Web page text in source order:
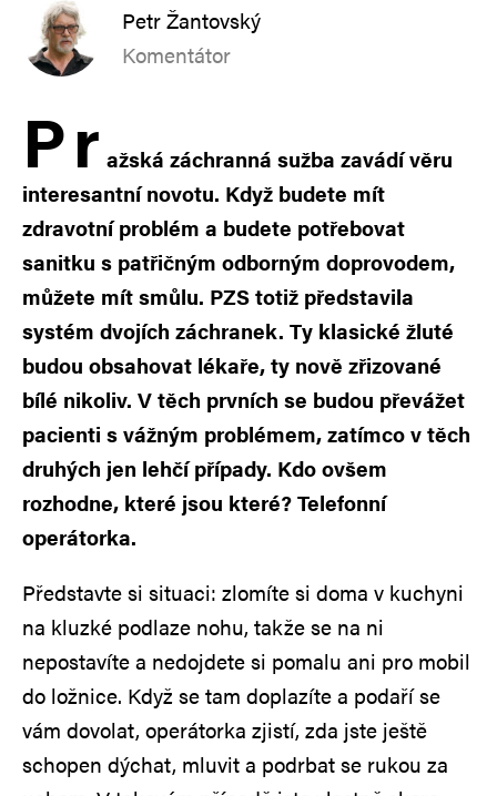
Petr Žantovský
Komentátor
Pr ažská záchranná sužba zavádí věru
interesantní novotu. Když budete mít
zdravotní problém a budete potřebovat
sanitku s patřičným odborným doprovodem,
můžete mít smůlu. PZS totiž představila
systém dvojích záchranek. Ty klasické žluté
budou obsahovat lékaře, ty nově zřizované
bílé nikoliv. V těch prvních se budou převážet
pacienti s vážným problémem, zatímco v těch
druhých jen lehčí případy. Kdo ovšem
rozhodne, které jsou které? Telefonní
operátorka.
Představte si situaci: zlomíte si doma v kuchyni
na kluzké podlaze nohu, takže se na ni
nepostavíte a nedojdete si pomalu ani pro mobil
do ložnice. Když se tam doplazíte a podaří se
vám dovolat, operátorka zjistí, zda jste ještě
schopen dýchat, mluvit a podrbat se rukou za